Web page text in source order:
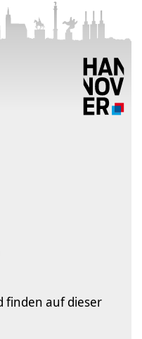
finden auf dieser